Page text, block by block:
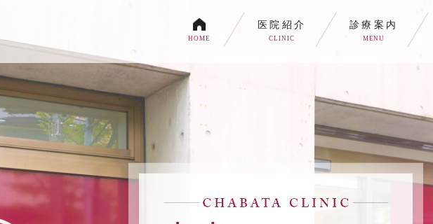
HOME
医院紹介
CLINIC
診療案内
MENU
生活習慣病
消化器内科・内科
トイレの症状でお悩み